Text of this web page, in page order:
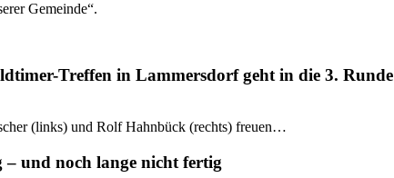
Gemeinde“.
Treffen in Lammersdorf geht in die 3. Runde
(links) und Rolf Hahnbück (rechts) freuen…
– und noch lange nicht fertig